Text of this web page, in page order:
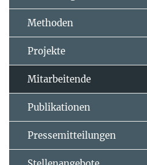
Methoden
Projekte
Mitarbeitende
Publikationen
Pressemitteilungen